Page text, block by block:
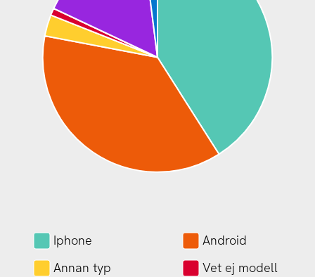
Iphone
Android
Annan typ
Vet ej modell